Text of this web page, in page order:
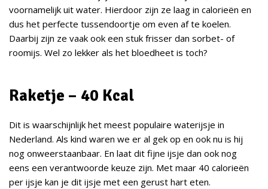
voornamelijk uit water. Hierdoor zijn ze laag in calorieën en
dus het perfecte tussendoortje om even af te koelen.
Daarbij zijn ze vaak ook een stuk frisser dan sorbet- of
roomijs. Wel zo lekker als het bloedheet is toch?
Raketje – 40 Kcal
Dit is waarschijnlijk het meest populaire waterijsje in
Nederland. Als kind waren we er al gek op en ook nu is hij
nog onweerstaanbaar. En laat dit fijne ijsje dan ook nog
eens een verantwoorde keuze zijn. Met maar 40 calorieën
per ijsje kan je dit ijsje met een gerust hart eten.